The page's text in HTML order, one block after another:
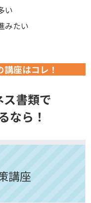
い
みたい
座はコレ！
書類で
なら！
講座